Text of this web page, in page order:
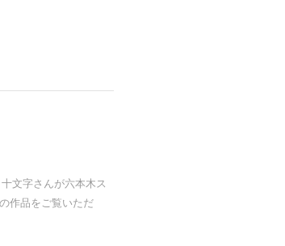
文字さんが六本木ス
作品をご覧いただ